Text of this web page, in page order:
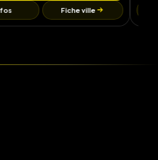
Fiche ville Infos